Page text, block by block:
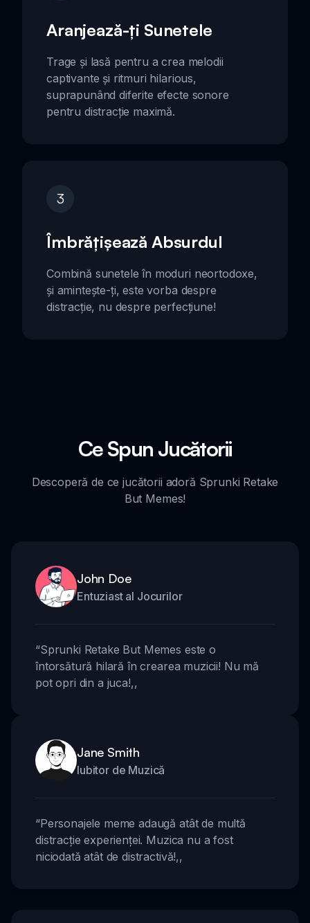
Aranjează-ți Sunetele
Trage și lasă pentru a crea melodii
captivante și ritmuri hilarious,
suprapunând diferite efecte sonore
pentru distracție maximă.
3
Îmbrățișează Absurdul
Combină sunetele în moduri neortodoxe,
și amintește-ți, este vorba despre
distracție, nu despre perfecțiune!
Ce Spun Jucătorii
Descoperă de ce jucătorii adoră Sprunki Retake
But Memes!
John Doe
Entuziast al Jocurilor
“Sprunki Retake But Memes este o
întorsătură hilară în crearea muzicii! Nu mă
pot opri din a juca!,,
Jane Smith
Iubitor de Muzică
“Personajele meme adaugă atât de multă
distracție experienței. Muzica nu a fost
niciodată atât de distractivă!,,